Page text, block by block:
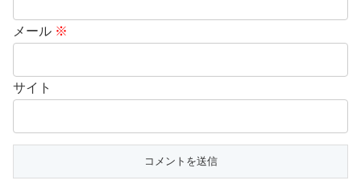
メール ※
サイト